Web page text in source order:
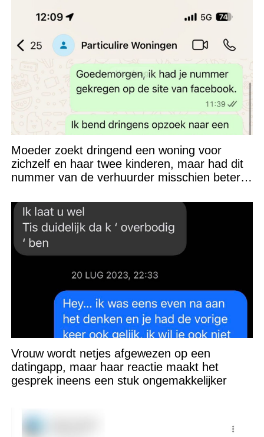
Moeder zoekt dringend een woning voor
zichzelf en haar twee kinderen, maar had dit
nummer van de verhuurder misschien beter
Vrouw wordt netjes afgewezen op een
datingapp, maar haar reactie maakt het
gesprek ineens een stuk ongemakkelijker